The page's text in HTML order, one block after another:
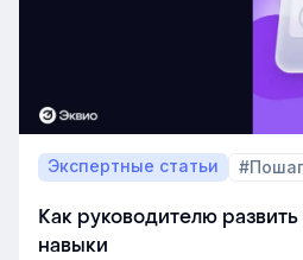
Экспертные статьи
Как руководителю
навыки